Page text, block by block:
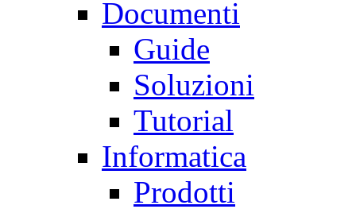
Documenti
Guide
Soluzioni
Tutorial
Informatica
Prodotti